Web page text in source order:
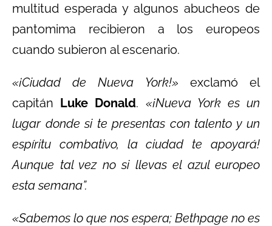
multitud esperada y algunos abucheos de
pantomima recibieron a los europeos
cuando subieron al escenario.
«¡Ciudad de Nueva York!» exclamó el
capitán Luke Donald. «¡Nueva York es un
lugar donde si te presentas con talento y un
espíritu combativo, la ciudad te apoyará!
Aunque tal vez no si llevas el azul europeo
esta semana”.
«Sabemos lo que nos espera; Bethpage no es